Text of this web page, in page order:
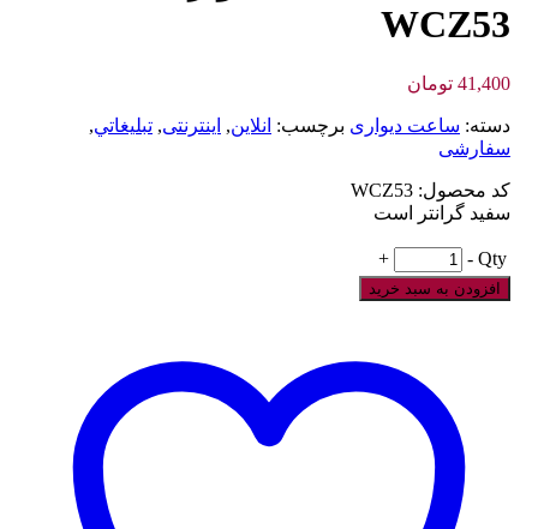
WCZ53
41,400 تومان
دسته:ساعت دیواری برچسب:انلاین,اینترنتی ,تبليغاتي
سفارشی
کد محصول: WCZ53
سفید گرانتر است
Qty
-
+
افزودن به سبد خرید